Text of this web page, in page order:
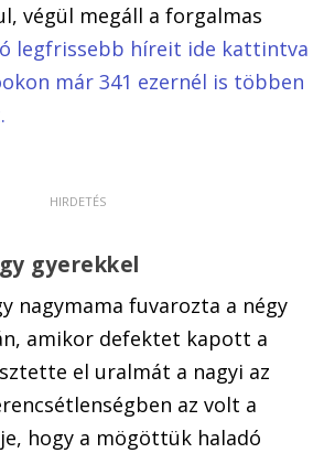
végül megáll a forgalmas
legfrissebb híreit ide kattintva
már 341 ezernél is többen
gyerekkel
nagymama fuvarozta a négy
amikor defektet kapott a
el uralmát a nagyi az
az volt a
hogy a mögöttük haladó